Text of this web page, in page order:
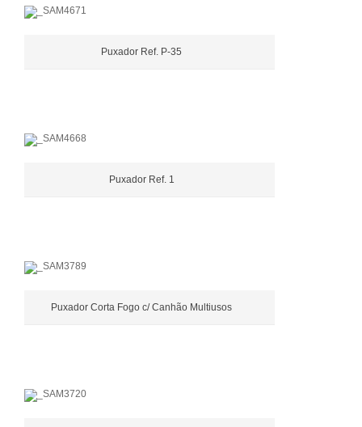
Puxador Ref. P-35
Puxador Ref. 1
Puxador Corta Fogo c/ Canhão Multiusos